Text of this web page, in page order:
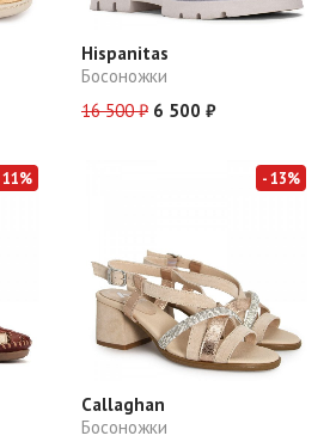
Hispanitas
Босоножки
16 500 ₽ 6 500 ₽
11% - 13%
Callaghan
Босоножки